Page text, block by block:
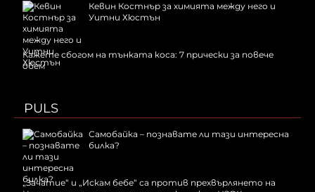
Кевин Костнър за химията между него и
Уитни Хюстън
Кажете сбогом на тънката коса: 7 прически за повече
обем
PULS
Самобайка – познавате ли тази интересна
билка?
„Зачатие“ и „Искам бебе“ са против прехвърлянето на